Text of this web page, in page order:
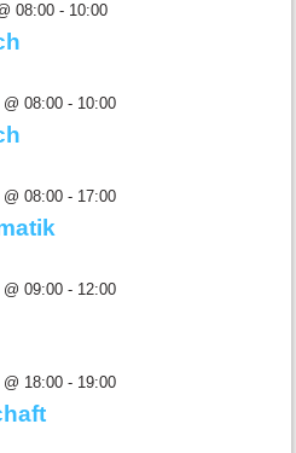
08:00- 10:00
08:00- 10:00
08:00- 17:00
09:00- 12:00
18:00- 19:00